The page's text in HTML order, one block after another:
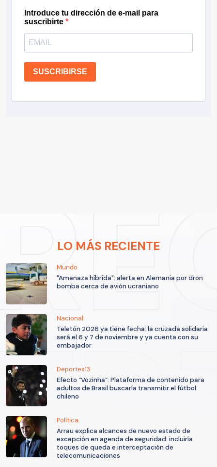
Introduce tu dirección de e-mail para
suscribirte
SUSCRIBIRSE
LO MÁS RECIENTE
Mundo
"Amenaza híbrida": alerta en Alemania por dron
bomba cerca de avión ucraniano
Nacional
Teletón 2026 ya tiene fecha: la cruzada solidaria
será el 6 y 7 de noviembre y ya cuenta con su
embajador
Deportes13
Efecto “Vozinha”: Plataforma de contenido para
adultos de Brasil buscaría transmitir el fútbol
chileno
Política
Arrau explica alcances de nuevo estado de
excepción en agenda de seguridad: incluiría
toques de queda e interceptación de
telecomunicaciones